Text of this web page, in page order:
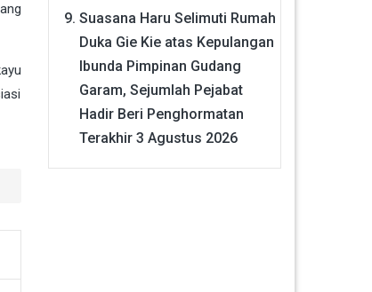
Suasana Haru Selimuti Rumah
Duka Gie Kie atas Kepulangan
Ibunda Pimpinan Gudang
Garam, Sejumlah Pejabat
Hadir Beri Penghormatan
Terakhir 3 Agustus 2026